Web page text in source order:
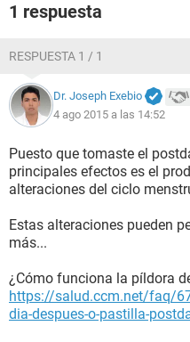
1 respuesta
RESPUESTA 1 / 1
Dr. Joseph Exebio
4 ago 2015 a las 14:52
Puesto que tomaste el
principales efectos es el
alteraciones del ciclo
Estas alteraciones pueden
más...
¿Cómo funciona la píldora
https://salud.ccm.net/faq/
dia-despues-o-pastilla-